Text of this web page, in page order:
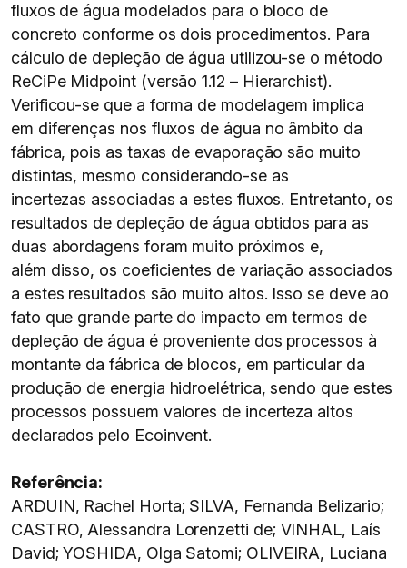
fluxos de água modelados para o bloco de
concreto conforme os dois procedimentos. Para
cálculo de depleção de água utilizou-se o método
ReCiPe Midpoint (versão 1.12 – Hierarchist).
Verificou-se que a forma de modelagem implica
em diferenças nos fluxos de água no âmbito da
fábrica, pois as taxas de evaporação são muito
distintas, mesmo considerando-se as
incertezas associadas a estes fluxos. Entretanto, os
resultados de depleção de água obtidos para as
duas abordagens foram muito próximos e,
além disso, os coeficientes de variação associados
a estes resultados são muito altos. Isso se deve ao
fato que grande parte do impacto em termos de
depleção de água é proveniente dos processos à
montante da fábrica de blocos, em particular da
produção de energia hidroelétrica, sendo que estes
processos possuem valores de incerteza altos
declarados pelo Ecoinvent.
Referência:
ARDUIN, Rachel Horta; SILVA, Fernanda Belizario;
CASTRO, Alessandra Lorenzetti de; VINHAL, Laís
David; YOSHIDA, Olga Satomi; OLIVEIRA, Luciana